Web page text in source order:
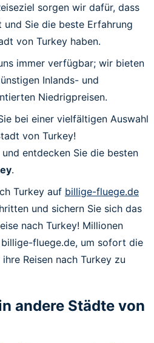
sorgen wir dafür, dass
Sie die beste Erfahrung
von Turkey haben.
immer verfügbar; wir bieten
Inlands- und
Niedrigpreisen.
bei einer vielfältigen Auswahl
von Turkey!
entdecken Sie die besten
.
Turkey auf billige-fluege.de
und sichern Sie sich das
nach Turkey! Millionen
fluege.de, um sofort die
Reisen nach Turkey zu
andere Städte von